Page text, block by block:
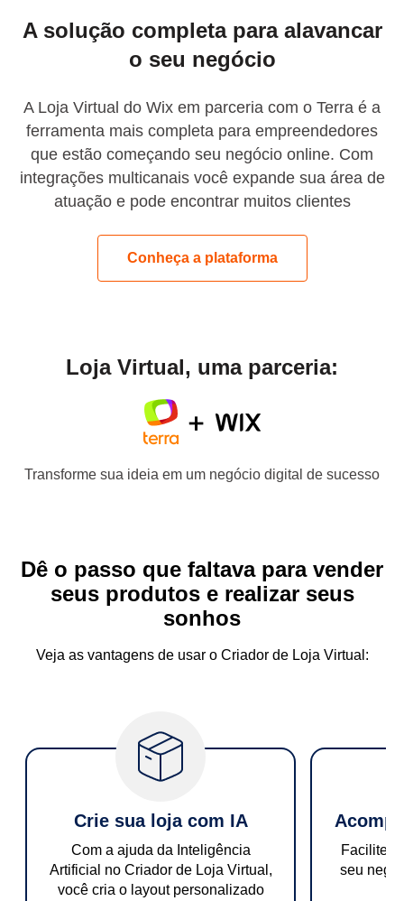
A solução completa para alavancar
o seu negócio
A Loja Virtual do Wix em parceria com o Terra é a
ferramenta mais completa para empreendedores
que estão começando seu negócio online. Com
integrações multicanais você expande sua área de
atuação e pode encontrar muitos clientes
Conheça a plataforma
Loja Virtual, uma parceria:
Transforme sua ideia em um negócio digital de sucesso
Dê o passo que faltava para vender
seus produtos e realizar seus
sonhos
Veja as vantagens de usar o Criador de Loja Virtual:
Crie sua loja com IA
Com a ajuda da Inteligência
Artificial no Criador de Loja Virtual,
você cria o layout personalizado
Facilite
seu